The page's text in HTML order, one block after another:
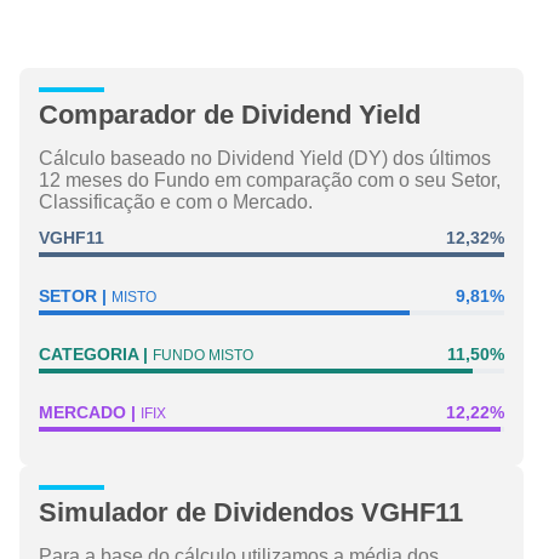
Comparador de Dividend Yield
Cálculo baseado no Dividend Yield (DY) dos últimos
12 meses do Fundo em comparação com o seu Setor,
Classificação e com o Mercado.
VGHF11 12,32%
SETOR MISTO 9,81%
CATEGORIA FUNDO MISTO 11,50%
MERCADO IFIX 12,22%
Simulador de Dividendos VGHF11